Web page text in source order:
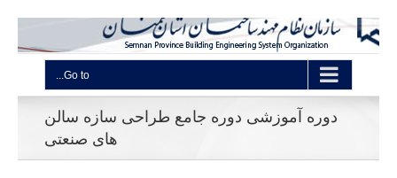
Go to...
دوره آموزشی دوره جامع طراحی سازه سالن
های صنعتی